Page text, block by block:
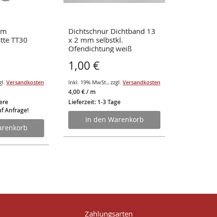
TT30
Versandkosten
Anfrage!
Dichtschnur Dichtband 13
x 2 mm selbstkl.
Ofendichtung weiß
1,00 €
Inkl. 19% MwSt. , zzgl. Versandkosten
4,00 €/ m
Lieferzeit: 1-3 Tage
In den Warenkorb
Zahlungsarten